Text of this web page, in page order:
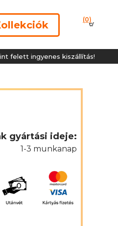
(0)
ingyenes kiszállítás!
gyártási ideje:
1-3 munkanap